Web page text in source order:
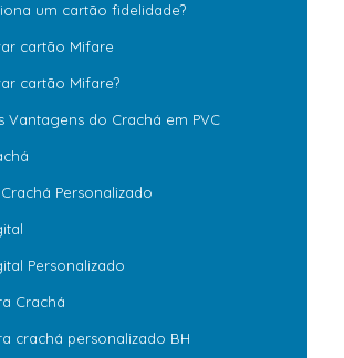
um cartão fidelidade?
cartão Mifare
cartão Mifare?
Vantagens do Crachá em PVC
Personalizado
Personalizado
Crachá
crachá personalizado BH